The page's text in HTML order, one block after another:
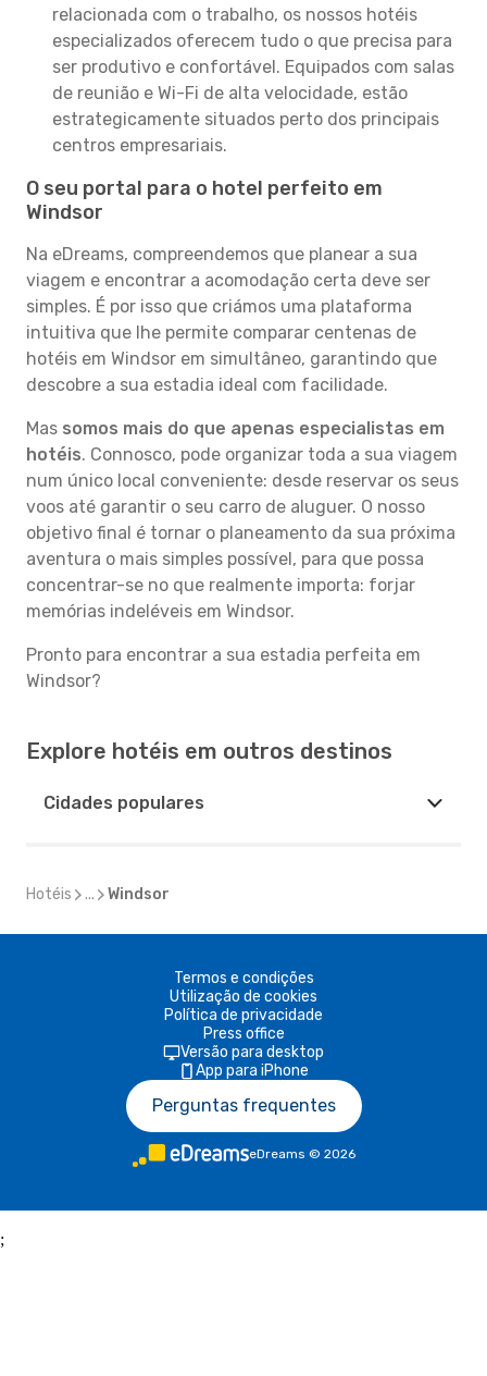
relacionada com o trabalho, os nossos hotéis
especializados oferecem tudo o que precisa para
ser produtivo e confortável. Equipados com salas
de reunião e Wi-Fi de alta velocidade, estão
estrategicamente situados perto dos principais
centros empresariais.
O seu portal para o hotel perfeito em
Windsor
Na eDreams, compreendemos que planear a sua
viagem e encontrar a acomodação certa deve ser
simples. É por isso que criámos uma plataforma
intuitiva que lhe permite comparar centenas de
hotéis em Windsor em simultâneo, garantindo que
descobre a sua estadia ideal com facilidade.
Mas somos mais do que apenas especialistas em
hotéis. Connosco, pode organizar toda a sua viagem
num único local conveniente: desde reservar os seus
voos até garantir o seu carro de aluguer. O nosso
objetivo final é tornar o planeamento da sua próxima
aventura o mais simples possível, para que possa
concentrar-se no que realmente importa: forjar
memórias indeléveis em Windsor.
Pronto para encontrar a sua estadia perfeita em
Windsor?
Explore hotéis em outros destinos
Cidades populares
Hotéis ... Windsor
Termos e condições
Utilização de cookies
Política de privacidade
Press office
Versão para desktop
App para iPhone
Perguntas frequentes
eDreams © 2026
;